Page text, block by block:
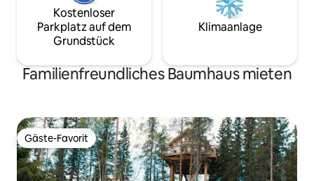
Kostenloser
Parkplatz auf dem
Grundstück
Klimaanlage
Familienfreundliches Baumhaus mieten
Gäste-Favorit
Gäste-Favorit